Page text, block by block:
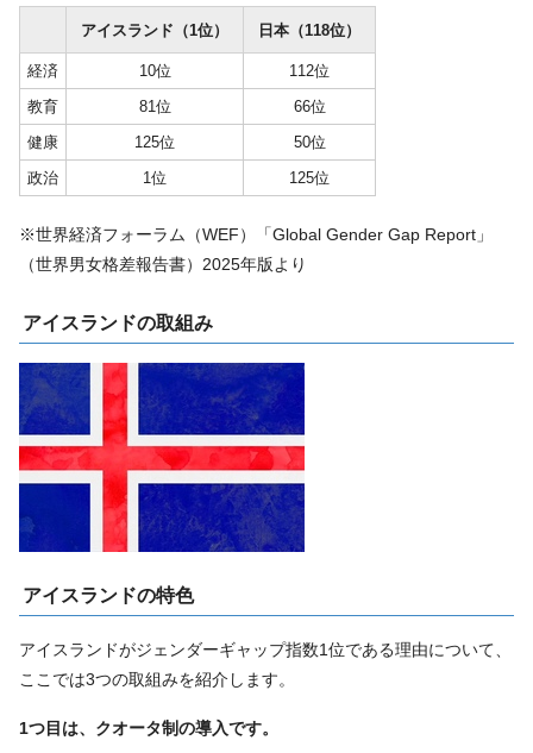
アイスランド（1位） 日本（118位）
経済 10位
112位
教育
81位
66位
健康
125位
50位
政治
1位 125位
※世界経済フォーラム（WEF）「Global Gender Gap Report」
（世界男女格差報告書）2025年版より
アイスランドの取組み
アイスランドの特色
アイスランドがジェンダーギャップ指数1位である理由について、
ここでは3つの取組みを紹介します。
1つ目は、クオータ制の導入です。